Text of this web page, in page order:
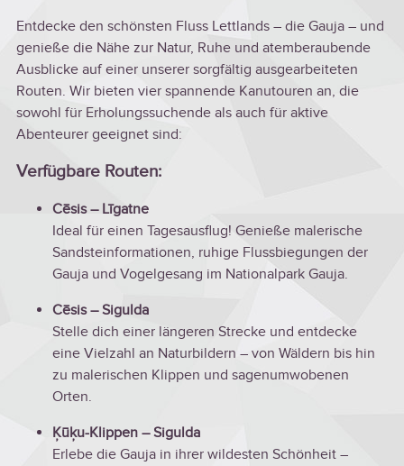
Entdecke den schönsten Fluss Lettlands – die Gauja – und
genieße die Nähe zur Natur, Ruhe und atemberaubende
Ausblicke auf einer unserer sorgfältig ausgearbeiteten
Routen. Wir bieten vier spannende Kanutouren an, die
sowohl für Erholungssuchende als auch für aktive
Abenteurer geeignet sind:
Verfügbare Routen:
Cēsis – Līgatne
Ideal für einen Tagesausflug! Genieße malerische
Sandsteinformationen, ruhige Flussbiegungen der
Gauja und Vogelgesang im Nationalpark Gauja.
Cēsis – Sigulda
Stelle dich einer längeren Strecke und entdecke
eine Vielzahl an Naturbildern – von Wäldern bis hin
zu malerischen Klippen und sagenumwobenen
Orten.
Ķūķu-Klippen – Sigulda
Erlebe die Gauja in ihrer wildesten Schönheit –